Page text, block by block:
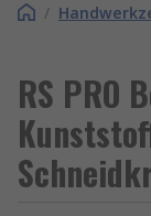
/
RS PRO